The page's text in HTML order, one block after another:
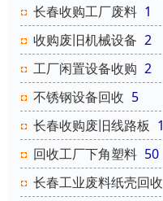
长春收购工厂废料 1
收购废旧机械设备 2
工厂闲置设备收购 2
不锈钢设备回收 5
长春收购废旧线路板 1
回收工厂下角塑料 50
长春工业废料纸壳回收